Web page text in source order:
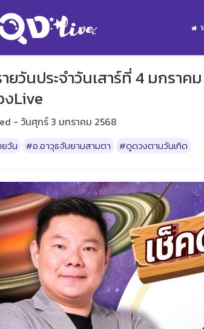
ยวันประจำวันเสาร์ที่ 4 มกรา
Live
- วันศุกร์ 3 มกราคม 2568
วัน #อ.อาวุธจับยามสามตา #ดูดวงตามวันเกิด